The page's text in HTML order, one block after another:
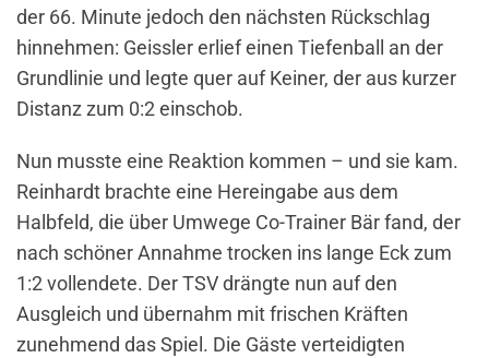
der 66. Minute jedoch den nächsten Rückschlag
hinnehmen: Geissler erlief einen Tiefenball an der
Grundlinie und legte quer auf Keiner, der aus kurzer
Distanz zum 0:2 einschob.
Nun musste eine Reaktion kommen – und sie kam.
Reinhardt brachte eine Hereingabe aus dem
Halbfeld, die über Umwege Co-Trainer Bär fand, der
nach schöner Annahme trocken ins lange Eck zum
1:2 vollendete. Der TSV drängte nun auf den
Ausgleich und übernahm mit frischen Kräften
zunehmend das Spiel. Die Gäste verteidigten